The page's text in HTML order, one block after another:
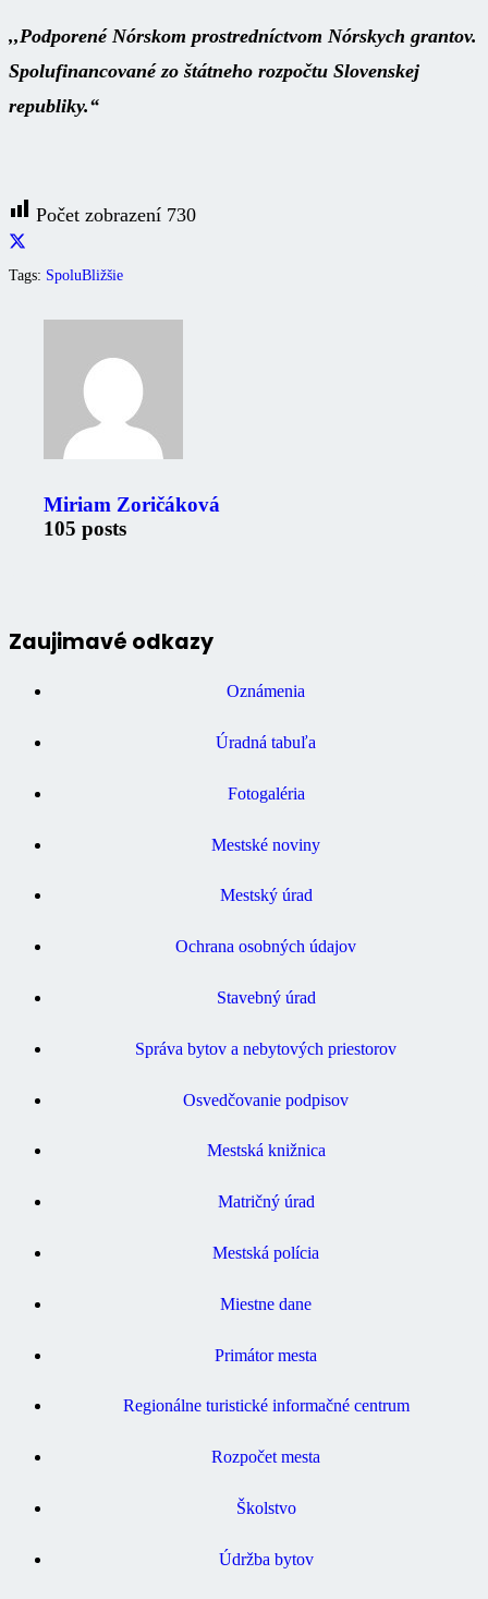
,,Podporené Nórskom prostredníctvom Nórskych grantov.
Spolufinancované zo štátneho rozpočtu Slovenskej
republiky.“
Počet zobrazení 730
Tags: SpoluBližšie
Miriam Zoričáková
105 posts
Zaujimavé odkazy
Oznámenia
Úradná tabuľa
Fotogaléria
Mestské noviny
Mestský úrad
Ochrana osobných údajov
Stavebný úrad
Správa bytov a nebytových priestorov
Osvedčovanie podpisov
Mestská knižnica
Matričný úrad
Mestská polícia
Miestne dane
Primátor mesta
Regionálne turistické informačné centrum
Rozpočet mesta
Školstvo
Údržba bytov